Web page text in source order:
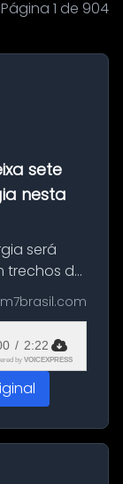
Página 1 de 904
sete
nesta
será
trechos de
(21).
para a
/ 2:22
by VOICEXPRESS